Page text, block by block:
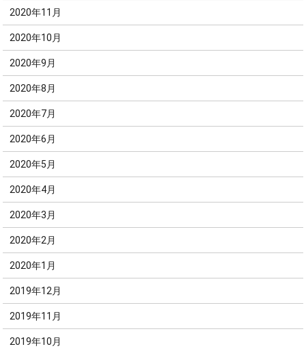
2020年11月
2020年10月
2020年9月
2020年8月
2020年7月
2020年6月
2020年5月
2020年4月
2020年3月
2020年2月
2020年1月
2019年12月
2019年11月
2019年10月